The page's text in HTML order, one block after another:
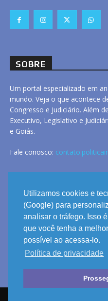
Utilizamos cookies e
(Google) para
analisar o tráfego. Isso
que você tenha a
possível ao acessa-lo.
Política de privacidade
SOBRE
Um portal especializado em
mundo. Veja o que acontece
Congresso e Judiciário. Além
Executivo, Legislativo e
e Goiás.
Fale conosco:
LINKS
ANUNCIE
PRIVACIDADE
CONTATO